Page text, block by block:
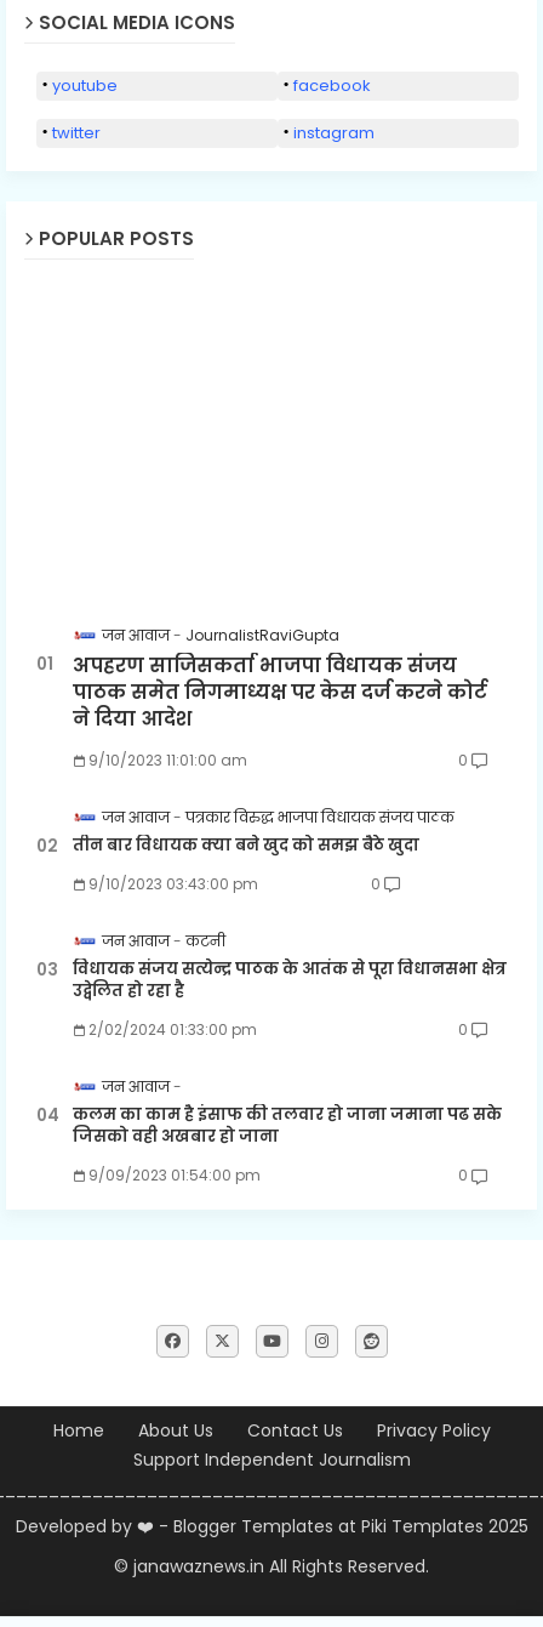
SOCIAL MEDIA ICONS
youtube facebook
twitter instagram
POPULAR POSTS
जन आवाज JournalistRaviGupta
अपहरण साजिसकर्ता भाजपा विधायक संजय
पाठक समेत निगमाध्यक्ष पर केस दर्ज करने कोर्ट
ने दिया आदेश
9/10/2023 11:01:00 am 0
जन आवाज पत्रकार विरुद्ध भाजपा विधायक संजय पाठक
तीन बार विधायक क्या बने खुद को समझ बैठे खुदा
9/10/2023 03:43:00 pm 0
जन आवाज कटनी
विधायक संजय सत्येन्द्र पाठक के आतंक से पूरा विधानसभा क्षेत्र
उद्वेलित हो रहा है
2/02/2024 01:33:00 pm 0
जन आवाज
कलम का काम है इंसाफ की तलवार हो जाना जमाना पढ सके
जिसको वही अखबार हो जाना
9/09/2023 01:54:00 pm 0
Home About Us Contact Us
Privacy Policy
Support Independent Journalism
Developed by ❤️ - Blogger Templates at Piki Templates 2025
© janawaznews.in All Rights Reserved.